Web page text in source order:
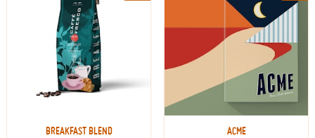
BREAKFAST BLEND
ACME